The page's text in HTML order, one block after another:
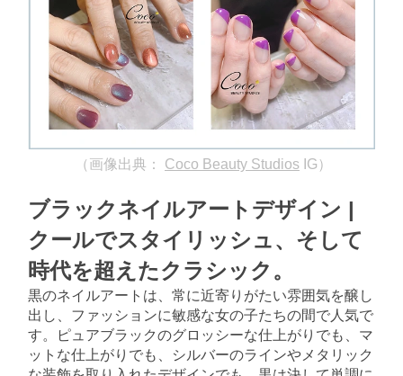
（画像出典： Coco Beauty Studios IG）
ブラックネイルアートデザイン |
クールでスタイリッシュ、そして
時代を超えたクラシック。
黒のネイルアートは、常に近寄りがたい雰囲気を醸し
出し、ファッションに敏感な女の子たちの間で人気で
す。ピュアブラックのグロッシーな仕上がりでも、マ
ットな仕上がりでも、シルバーのラインやメタリック